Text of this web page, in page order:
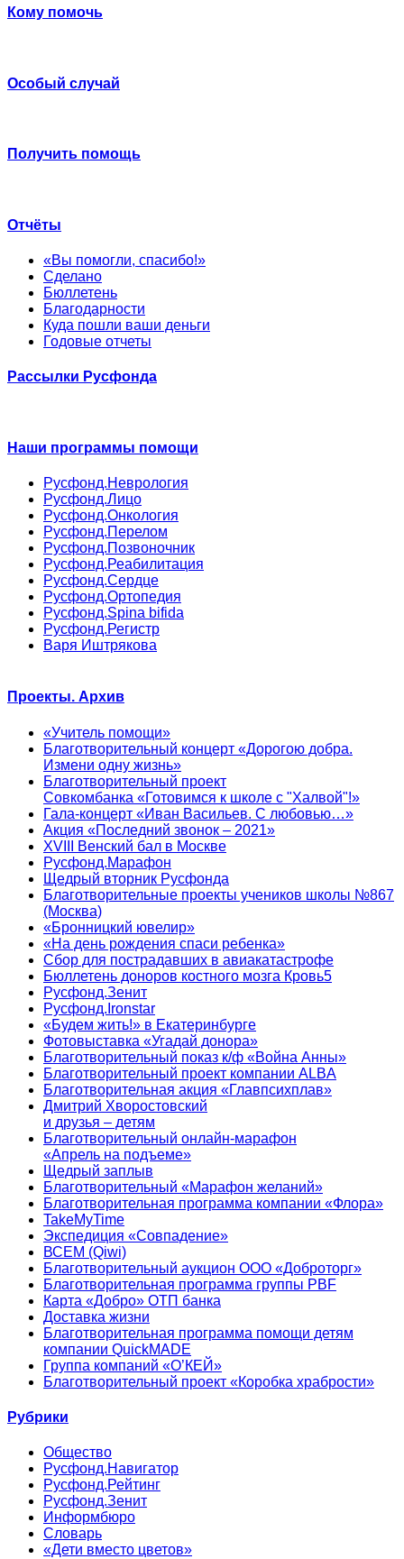
Кому помочь
Особый случай
Получить помощь
Отчёты
«Вы помогли, спасибо!»
Сделано
Бюллетень
Благодарности
Куда пошли ваши деньги
Годовые отчеты
Рассылки Русфонда
Наши программы помощи
Русфонд.Неврология
Русфонд.Лицо
Русфонд.Онкология
Русфонд.Перелом
Русфонд.Позвоночник
Русфонд.Реабилитация
Русфонд.Сердце
Русфонд.Ортопедия
Русфонд.Spina bifida
Русфонд.Регистр
Варя Иштрякова
Проекты. Архив
«Учитель помощи»
Благотворительный концерт «Дорогою добра.
Измени одну жизнь»
Благотворительный проект
Совкомбанка «Готовимся к школе с "Халвой"!»
Гала-концерт «Иван Васильев. С любовью…»
Акция «Последний звонок – 2021»
XVIII Венский бал в Москве
Русфонд.Марафон
Щедрый вторник Русфонда
Благотворительные проекты учеников школы №867
(Москва)
«Бронницкий ювелир»
«На день рождения спаси ребенка»
Сбор для пострадавших в авиакатастрофе
Бюллетень доноров костного мозга Кровь5
Русфонд.Зенит
Русфонд.Ironstar
«Будем жить!» в Екатеринбурге
Фотовыставка «Угадай донора»
Благотворительный показ к/ф «Война Анны»
Благотворительный проект компании ALBA
Благотворительная акция «Главпсихплав»
Дмитрий Хворостовский
и друзья – детям
Благотворительный онлайн‑марафон
«Апрель на подъеме»
Щедрый заплыв
Благотворительный «Марафон желаний»
Благотворительная программа компании «Флора»
TakeMyTime
Экспедиция «Совпадение»
ВСЕМ (Qiwi)
Благотворительный аукцион ООО «Доброторг»
Благотворительная программа группы PBF
Карта «Добро» ОТП банка
Доставка жизни
Благотворительная программа помощи детям
компании QuickMADE
Группа компаний «О’КЕЙ»
Благотворительный проект «Коробка храбрости»
Рубрики
Общество
Русфонд.Навигатор
Русфонд.Рейтинг
Русфонд.Зенит
Информбюро
Словарь
«Дети вместо цветов»